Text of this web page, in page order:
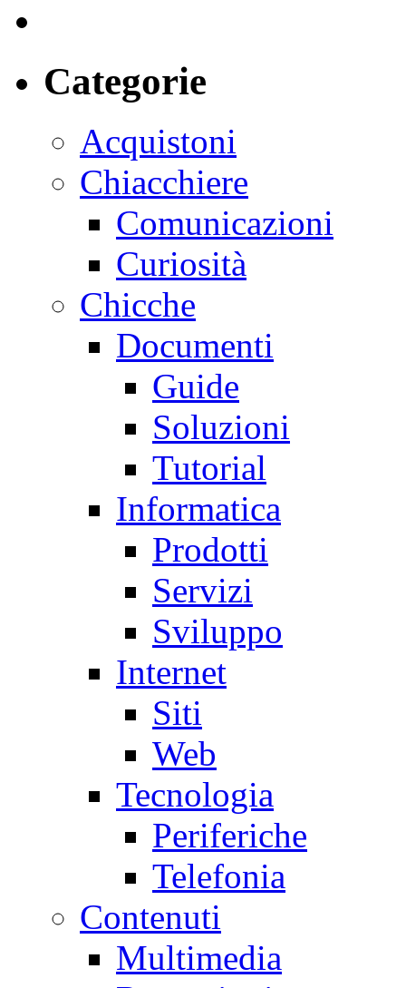
Categorie
Acquistoni
Chiacchiere
Comunicazioni
Curiosità
Chicche
Documenti
Guide
Soluzioni
Tutorial
Informatica
Prodotti
Servizi
Sviluppo
Internet
Siti
Web
Tecnologia
Periferiche
Telefonia
Contenuti
Multimedia